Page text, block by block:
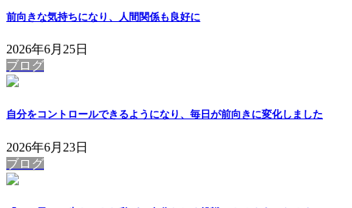
前向きな気持ちになり、人間関係も良好に
2026年6月25日
ブログ
自分をコントロールできるようになり、毎日が前向きに変化しました
2026年6月23日
ブログ